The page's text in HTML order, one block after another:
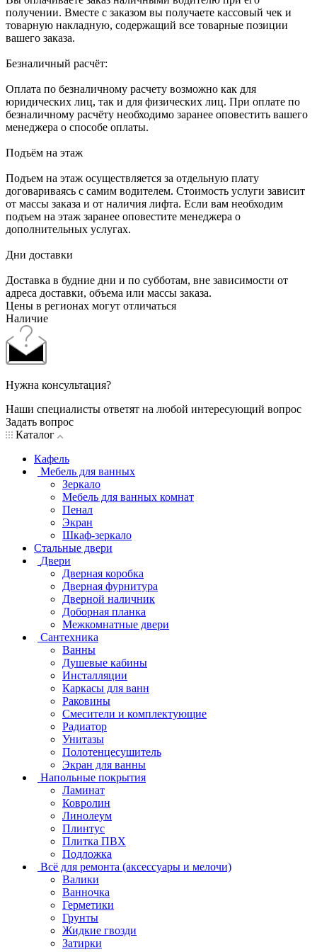
получении. Вместе с заказом вы получаете кассовый чек и
товарную накладную, содержащий все товарные позиции
вашего заказа.
Безналичный расчёт:
Оплата по безналичному расчету возможно как для
юридических лиц, так и для физических лиц. При оплате по
безналичному расчёту необходимо заранее оповестить вашего
менеджера о способе оплаты.
Подъём на этаж
Подъем на этаж осуществляется за отдельную плату
договариваясь с самим водителем. Стоимость услуги зависит
от массы заказа и от наличия лифта. Если вам необходим
подъем на этаж заранее оповестите менеджера о
дополнительных услугах.
Дни доставки
Доставка в будние дни и по субботам, вне зависимости от
адреса доставки, объема или массы заказа.
Цены в регионах могут отличаться
Наличие
Нужна консультация?
Наши специалисты ответят на любой интересующий вопрос
Задать вопрос
Каталог
Кафель
Мебель для ванных
Зеркало
Мебель для ванных комнат
Пенал
Экран
Шкаф-зеркало
Стальные двери
Двери
Дверная коробка
Дверная фурнитура
Дверной наличник
Доборная планка
Межкомнатные двери
Сантехника
Ванны
Душевые кабины
Инсталляции
Каркасы для ванн
Раковины
Смесители и комплектующие
Радиатор
Унитазы
Полотенцесушитель
Экран для ванны
Напольные покрытия
Ламинат
Ковролин
Линолеум
Плинтус
Плитка ПВХ
Подложка
Всё для ремонта (аксессуары и мелочи)
Валики
Ванночка
Герметики
Грунты
Жидкие гвозди
Затирки